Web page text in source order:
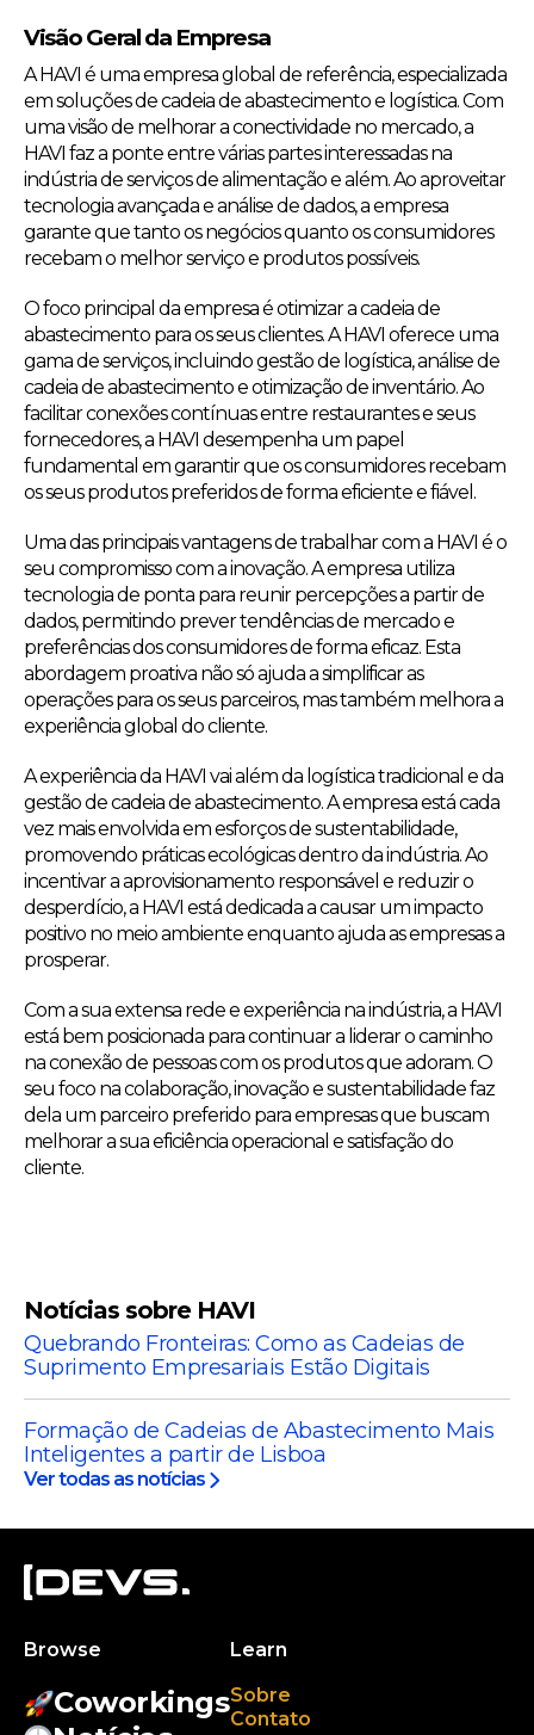
Visão Geral da Empresa
A HAVI é uma empresa global de referência, especializada
em soluções de cadeia de abastecimento e logística. Com
uma visão de melhorar a conectividade no mercado, a
HAVI faz a ponte entre várias partes interessadas na
indústria de serviços de alimentação e além. Ao aproveitar
tecnologia avançada e análise de dados, a empresa
garante que tanto os negócios quanto os consumidores
recebam o melhor serviço e produtos possíveis.
O foco principal da empresa é otimizar a cadeia de
abastecimento para os seus clientes. A HAVI oferece uma
gama de serviços, incluindo gestão de logística, análise de
cadeia de abastecimento e otimização de inventário. Ao
facilitar conexões contínuas entre restaurantes e seus
fornecedores, a HAVI desempenha um papel
fundamental em garantir que os consumidores recebam
os seus produtos preferidos de forma eficiente e fiável.
Uma das principais vantagens de trabalhar com a HAVI é o
seu compromisso com a inovação. A empresa utiliza
tecnologia de ponta para reunir percepções a partir de
dados, permitindo prever tendências de mercado e
preferências dos consumidores de forma eficaz. Esta
abordagem proativa não só ajuda a simplificar as
operações para os seus parceiros, mas também melhora a
experiência global do cliente.
A experiência da HAVI vai além da logística tradicional e da
gestão de cadeia de abastecimento. A empresa está cada
vez mais envolvida em esforços de sustentabilidade,
promovendo práticas ecológicas dentro da indústria. Ao
incentivar a aprovisionamento responsável e reduzir o
desperdício, a HAVI está dedicada a causar um impacto
positivo no meio ambiente enquanto ajuda as empresas a
prosperar.
Com a sua extensa rede e experiência na indústria, a HAVI
está bem posicionada para continuar a liderar o caminho
na conexão de pessoas com os produtos que adoram. O
seu foco na colaboração, inovação e sustentabilidade faz
dela um parceiro preferido para empresas que buscam
melhorar a sua eficiência operacional e satisfação do
cliente.
Notícias sobre HAVI
Quebrando Fronteiras: Como as Cadeias de
Suprimento Empresariais Estão Digitais
Formação de Cadeias de Abastecimento Mais
Inteligentes a partir de Lisboa
Ver todas as notícias
Browse
Coworkings
Learn
Sobre
Contato